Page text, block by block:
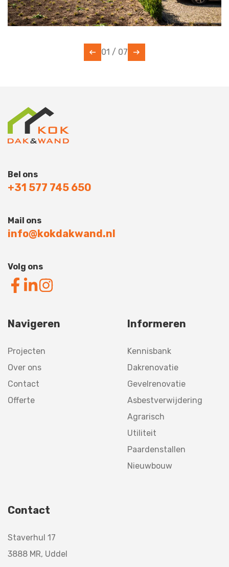
01 / 07
Bel ons
+31 577 745 650
Mail ons
info@kokdakwand.nl
Volg ons
Navigeren
Projecten
Over ons
Contact
Offerte
Informeren
Kennisbank
Dakrenovatie
Gevelrenovatie
Asbestverwijdering
Agrarisch
Utiliteit
Paardenstallen
Nieuwbouw
Contact
Staverhul 17
3888 MR, Uddel